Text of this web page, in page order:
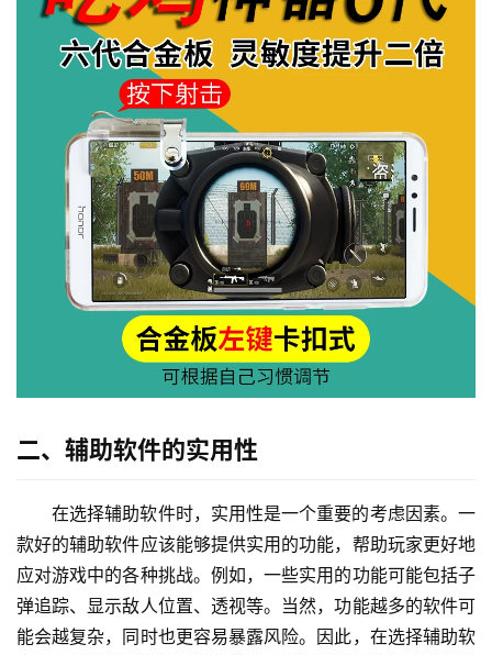
二、辅助软件的实用性
在选择辅助软件时，实用性是一个重要的考虑因素。一
款好的辅助软件应该能够提供实用的功能，帮助玩家更好地
应对游戏中的各种挑战。例如，一些实用的功能可能包括子
弹追踪、显示敌人位置、透视等。当然，功能越多的软件可
能会越复杂，同时也更容易暴露风险。因此，在选择辅助软